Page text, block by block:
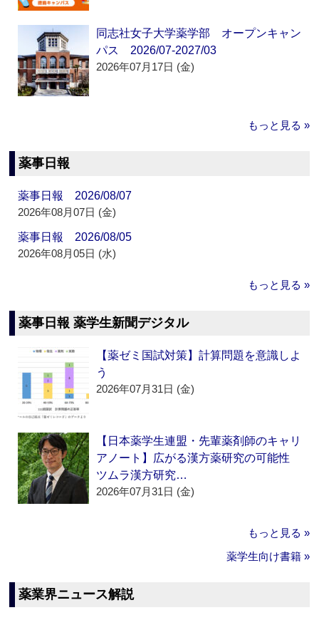
同志社女子大学薬学部 オープンキャン
パス 2026/07-2027/03
2026年07月17日 (金)
もっと見る »
薬事日報
薬事日報 2026/08/07
2026年08月07日 (金)
薬事日報 2026/08/05
2026年08月05日 (水)
もっと見る »
薬事日報 薬学生新聞デジタル
【薬ゼミ国試対策】計算問題を意識しよ
う
2026年07月31日 (金)
【日本薬学生連盟・先輩薬剤師のキャリ
アノート】広がる漢方薬研究の可能性
ツムラ漢方研究…
2026年07月31日 (金)
もっと見る »
薬学生向け書籍 »
薬業界ニュース解説